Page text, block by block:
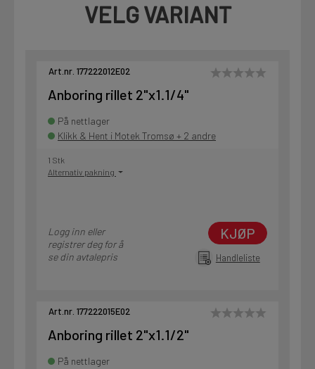
VELG VARIANT
Art.nr. 177222012E02
Anboring rillet 2"x1.1/4"
På nettlager
Klikk & Hent i Motek Tromsø + 2 andre
1 Stk
Alternativ pakning
Logg inn eller
registrer deg for å
se din avtalepris
KJØP
Handleliste
Art.nr. 177222015E02
Anboring rillet 2"x1.1/2"
På nettlager